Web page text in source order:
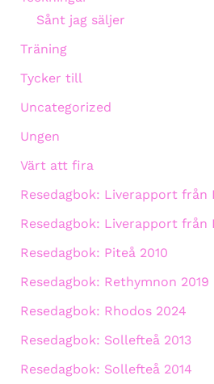
Sånt jag säljer
Träning
Tycker till
Uncategorized
Ungen
Värt att fira
Resedagbok: Liverapport från
Resedagbok: Liverapport från
Resedagbok: Piteå 2010
Resedagbok: Rethymnon 2019
Resedagbok: Rhodos 2024
Resedagbok: Sollefteå 2013
Resedagbok: Sollefteå 2014